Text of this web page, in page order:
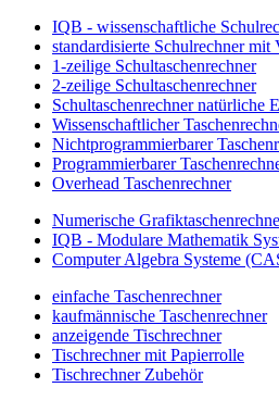
IQB - wissenschaftliche
standardisierte Schulrechner mit
1-zeilige Schultaschenrechner
2-zeilige Schultaschenrechner
Schultaschenrechner natürliche
Wissenschaftlicher
Nichtprogrammierbarer
Programmierbarer
Overhead Taschenrechner
Numerische
IQB - Modulare Mathematik
Computer Algebra Systeme
einfache Taschenrechner
kaufmännische Taschenrechner
anzeigende Tischrechner
Tischrechner mit Papierrolle
Tischrechner Zubehör